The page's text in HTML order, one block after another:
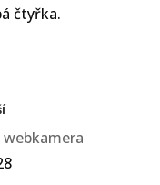
čtyřka.